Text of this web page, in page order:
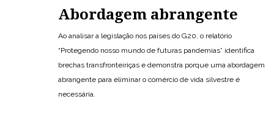
Abordagem abrangente
Ao analisar a legislação nos países do G20, o relatório
“Protegendo nosso mundo de futuras pandemias” identifica
brechas transfronteiriças e demonstra porque uma abordagem
abrangente para eliminar o comércio de vida silvestre é
necessária.